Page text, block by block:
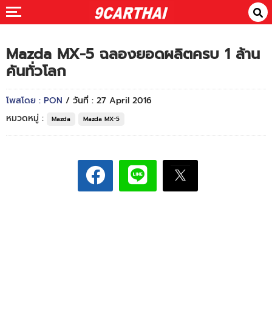
Mazda MX-5 ฉลองยอดผลิตครบ 1 ล้าน
คันทั่วโลก
โพสโดย : PON / วันที่ : 27 April 2016
หมวดหมู่ :
Mazda Mazda MX-5